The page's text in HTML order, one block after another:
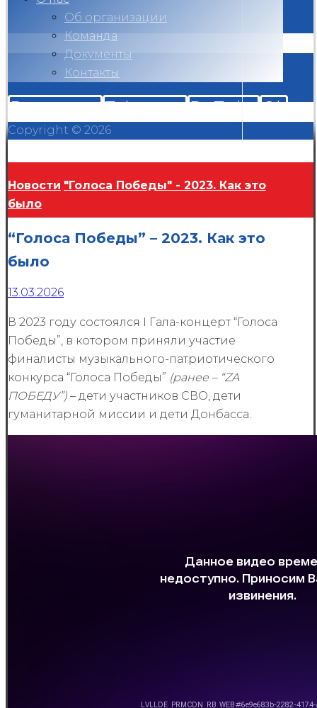
Об организации
Команда
Документы
Контакты
Вконтакте Telegram RuTube Ok
Copyright © 2026
Новости "Голоса Победы" - 2023. Как это
было
“Голоса Победы” – 2023. Как это
было
13.03.2026
В 2023 году состоялся I Гала-концерт “Голоса
Победы”, в котором приняли участие
финалисты музыкального-патриотического
конкурса “Голоса Победы” (ранее – “ZA
ПОБЕДУ”) – дети участников СВО, дети
гуманитарной миссии и дети Донбасса.